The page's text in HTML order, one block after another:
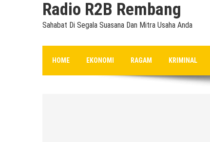
Radio R2B Rembang
Sahabat Di Segala Suasana Dan Mitra Usaha Anda
HOME EKONOMI RAGAM KRIMINAL